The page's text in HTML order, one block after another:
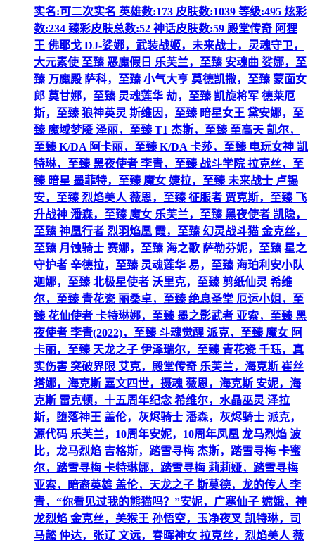
实名:可二次实名 英雄数:173 皮肤数:1039 等级:495 炫彩
数:234 臻彩皮肤总数:52 神话皮肤数:59 殿堂传奇 阿狸
王 佛耶戈 DJ-娑娜，武装战姬，未来战士，灵魂守卫，
大元素使 至臻 恶魔假日 乐芙兰，至臻 安魂曲 娑娜，至
臻 万魔殿 萨科，至臻 小气大亨 莫德凯撒，至臻 蒙面女
郎 莫甘娜，至臻 灵魂莲华 劫，至臻 凯旋将军 德莱厄
斯，至臻 狼神英灵 斯维因，至臻 暗星女王 黛安娜，至
臻 魔域梦魇 泽丽，至臻 T1 杰斯，至臻 至高天 凯尔，
至臻 K/DA 阿卡丽，至臻 K/DA 卡莎，至臻 电玩女神 凯
特琳，至臻 黑夜使者 李青，至臻 战斗学院 拉克丝，至
臻 暗星 墨菲特，至臻 魔女 婕拉，至臻 未来战士 卢锡
安，至臻 烈焰美人 薇恩，至臻 征服者 贾克斯，至臻 飞
升战神 潘森，至臻 魔女 乐芙兰，至臻 黑夜使者 凯隐，
至臻 神凰行者 烈羽焰凰 霞，至臻 幻灵战斗猫 金克丝，
至臻 月蚀骑士 赛娜，至臻 海之歌 萨勒芬妮，至臻 星之
守护者 辛德拉，至臻 灵魂莲华 易，至臻 海珀利安小队
迦娜，至臻 北极星使者 沃里克，至臻 剪纸仙灵 希维
尔，至臻 青花瓷 丽桑卓，至臻 绝息圣堂 厄运小姐，至
臻 花仙使者 卡特琳娜，至臻 墨之影武者 亚索，至臻 黑
夜使者 李青(2022)，至臻 斗魂觉醒 派克，至臻 魔女 阿
卡丽，至臻 天龙之子 伊泽瑞尔，至臻 青花瓷 千珏，真
实伤害 突破界限 艾克，殿堂传奇 乐芙兰，海克斯 崔丝
塔娜，海克斯 嘉文四世，摄魂 薇恩，海克斯 安妮，海
克斯 雷克顿，十五周年纪念 希维尔，水晶巫灵 泽拉
斯，堕落神王 盖伦，灰烬骑士 潘森，灰烬骑士 派克，
源代码 乐芙兰，10周年安妮，10周年凤凰 龙马烈焰 波
比，龙马烈焰 吉格斯，踏雪寻梅 杰斯，踏雪寻梅 卡蜜
尔，踏雪寻梅 卡特琳娜，踏雪寻梅 莉莉娅，踏雪寻梅
亚索，暗裔英雄 盖伦，天龙之子 斯莫德，龙的传人 李
青，“你看见过我的熊猫吗？”安妮，广寒仙子 嫦娥，神
龙烈焰 金克丝，美猴王 孙悟空，玉净夜叉 凯特琳，司
马懿 仲达，张辽 文远，春晖神女 拉克丝，烈焰美人 薇